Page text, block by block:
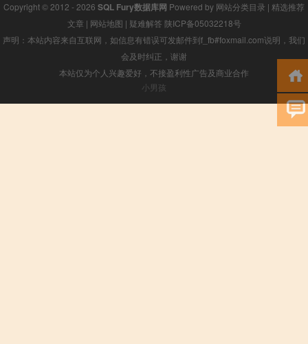
Copyright © 2012 - 2026 SQL Fury数据库网 Powered by 网站分类目录 | 精选推荐
文章 | 网站地图 | 疑难解答 陕ICP备05032218号
声明：本站内容来自互联网，如信息有错误可发邮件到f_fb#foxmail.com说明，我们
会及时纠正，谢谢
本站仅为个人兴趣爱好，不接盈利性广告及商业合作
小男孩